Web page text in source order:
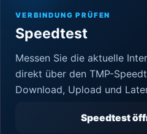
VERBINDUNG PRÜFEN
Speedtest
Messen Sie die aktuelle
direkt über den TMP-
Download, Upload und
Speedtest